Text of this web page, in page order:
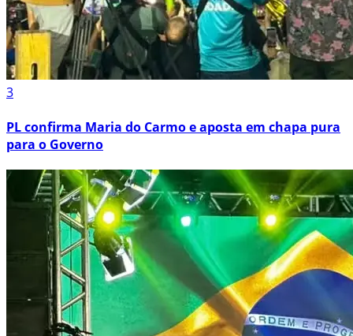
3
PL confirma Maria do Carmo e aposta em chapa pura
para o Governo